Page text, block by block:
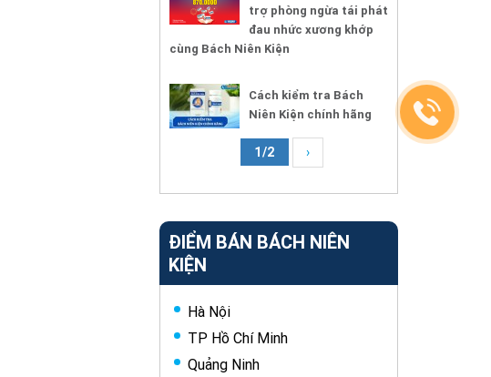
trợ phòng ngừa tái phát
đau nhức xương khớp
cùng Bách Niên Kiện
Cách kiểm tra Bách
Niên Kiện chính hãng
1/2 ›
ĐIỂM BÁN BÁCH NIÊN
KIỆN
Hà Nội
TP Hồ Chí Minh
Quảng Ninh